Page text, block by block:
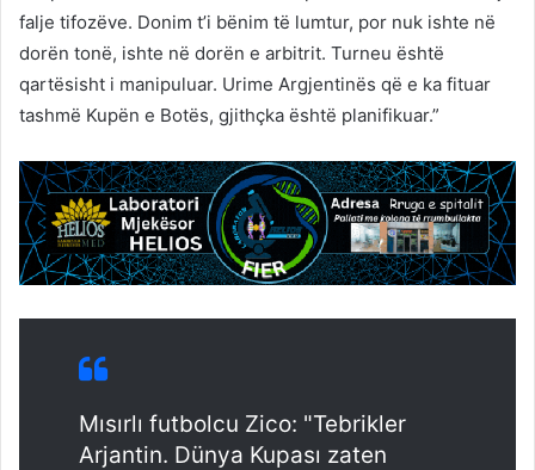
falje tifozëve. Donim t’i bënim të lumtur, por nuk ishte në
dorën tonë, ishte në dorën e arbitrit. Turneu është
qartësisht i manipuluar. Urime Argjentinës që e ka fituar
tashmë Kupën e Botës, gjithçka është planifikuar.”
Mısırlı futbolcu Zico: "Tebrikler
Arjantin. Dünya Kupası zaten